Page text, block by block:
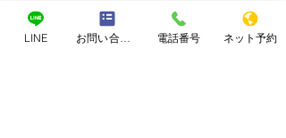
LINE お問い合わせフォーム 電話番号 ネット予約